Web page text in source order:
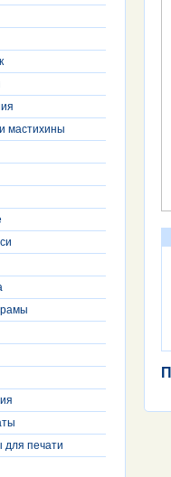
мастихины
для печати